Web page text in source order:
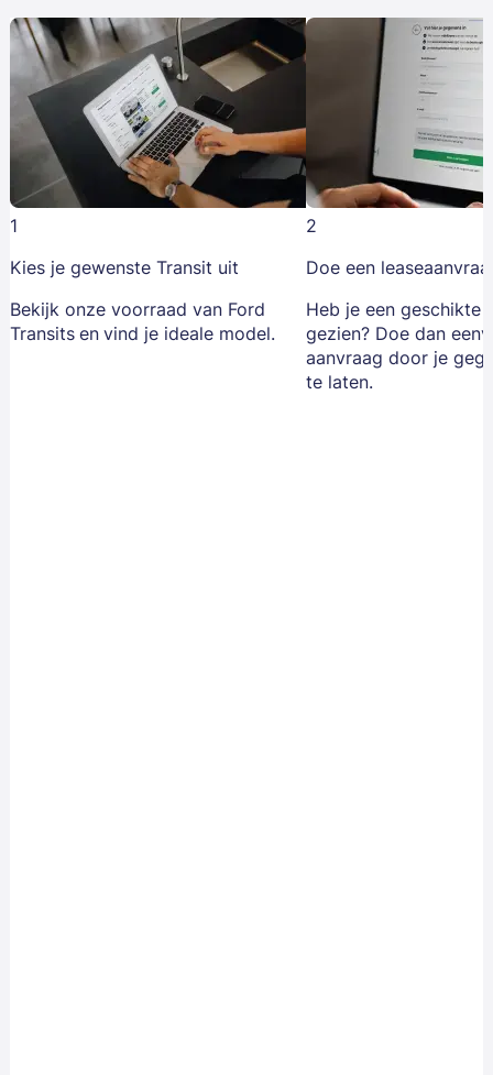
1
Kies je gewenste Transit uit
Bekijk onze voorraad van Ford
Transitsenvind je ideale model.
2
Doe een
Heb je een geschikte
gezien? Doe dan
aanvraag door je
te laten.